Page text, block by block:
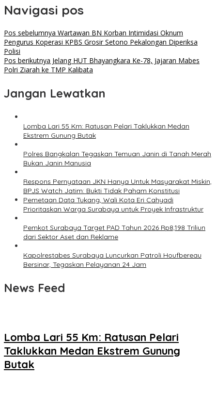
Navigasi pos
Pos sebelumnya Wartawan BN Korban Intimidasi Oknum
Pengurus Koperasi KPBS Grosir Setono Pekalongan Diperiksa
Polisi
Pos berikutnya Jelang HUT Bhayangkara Ke-78, Jajaran Mabes
Polri Ziarah ke TMP Kalibata
Jangan Lewatkan
Lomba Lari 55 Km: Ratusan Pelari Taklukkan Medan
Ekstrem Gunung Butak
Polres Bangkalan Tegaskan Temuan Janin di Tanah Merah
Bukan Janin Manusia
Respons Pernyataan JKN Hanya Untuk Masyarakat Miskin,
BPJS Watch Jatim: Bukti Tidak Paham Konstitusi
Pemetaan Data Tukang, Wali Kota Eri Cahyadi
Prioritaskan Warga Surabaya untuk Proyek Infrastruktur
Pemkot Surabaya Target PAD Tahun 2026 Rp8,198 Triliun
dari Sektor Aset dan Reklame
Kapolrestabes Surabaya Luncurkan Patroli Houfbereau
Bersinar, Tegaskan Pelayanan 24 Jam
News Feed
Lomba Lari 55 Km: Ratusan Pelari
Taklukkan Medan Ekstrem Gunung
Butak